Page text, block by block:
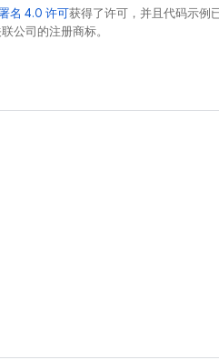
名 4.0 许可获得了许可，并且代码示例
公司的注册商标。